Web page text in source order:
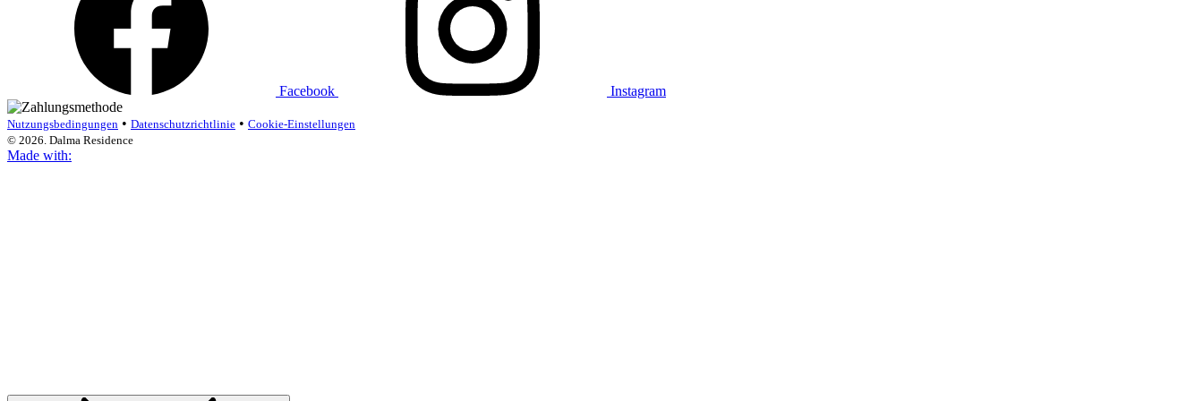
Facebook Instagram
Nutzungsbedingungen • Datenschutzrichtlinie • Cookie-Einstellungen
© 2026. Dalma Residence
Made with: